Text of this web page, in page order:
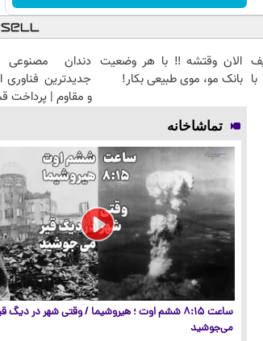
الان وقتشه‼️ با هر وضعیت
بانک مو، موی طبیعی بکار!
دندان
جدیدترین فناوری
و مقاوم | پرداخت
تماشاخانه
ساعت ۸:۱۵ ششم اوت ؛ هیروشیما / وقتی شهر در دیگ
می‌جوشید